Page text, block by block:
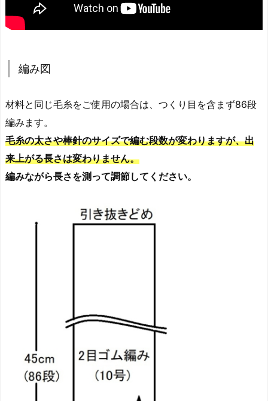
編み図
材料と同じ毛糸をご使用の場合は、つくり目を含まず86段
編みます。
毛糸の太さや棒針のサイズで編む段数が変わりますが、出
来上がる長さは変わりません。
編みながら長さを測って調節してください。